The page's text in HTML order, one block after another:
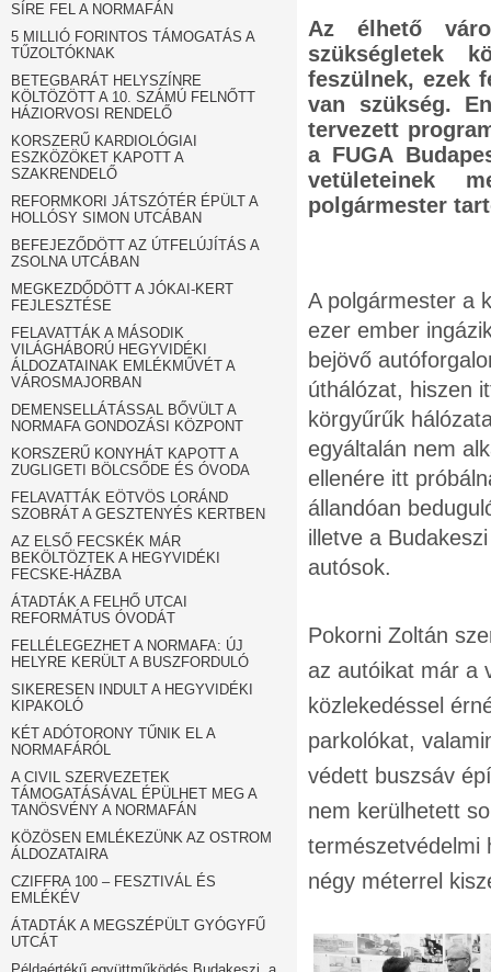
SÍRE FEL A NORMAFÁN
5 MILLIÓ FORINTOS TÁMOGATÁS A
TŰZOLTÓKNAK
BETEGBARÁT HELYSZÍNRE
KÖLTÖZÖTT A 10. SZÁMÚ FELNŐTT
HÁZIORVOSI RENDELŐ
KORSZERŰ KARDIOLÓGIAI
ESZKÖZÖKET KAPOTT A
SZAKRENDELŐ
REFORMKORI JÁTSZÓTÉR ÉPÜLT A
HOLLÓSY SIMON UTCÁBAN
BEFEJEZŐDÖTT AZ ÚTFELÚJÍTÁS A
ZSOLNA UTCÁBAN
MEGKEZDŐDÖTT A JÓKAI-KERT
FEJLESZTÉSE
FELAVATTÁK A MÁSODIK
VILÁGHÁBORÚ HEGYVIDÉKI
ÁLDOZATAINAK EMLÉKMŰVÉT A
VÁROSMAJORBAN
DEMENSELLÁTÁSSAL BŐVÜLT A
NORMAFA GONDOZÁSI KÖZPONT
KORSZERŰ KONYHÁT KAPOTT A
ZUGLIGETI BÖLCSŐDE ÉS ÓVODA
FELAVATTÁK EÖTVÖS LORÁND
SZOBRÁT A GESZTENYÉS KERTBEN
AZ ELSŐ FECSKÉK MÁR
BEKÖLTÖZTEK A HEGYVIDÉKI
FECSKE-HÁZBA
ÁTADTÁK A FELHŐ UTCAI
REFORMÁTUS ÓVODÁT
FELLÉLEGEZHET A NORMAFA: ÚJ
HELYRE KERÜLT A BUSZFORDULÓ
SIKERESEN INDULT A HEGYVIDÉKI
KIPAKOLÓ
KÉT ADÓTORONY TŰNIK EL A
NORMAFÁRÓL
A CIVIL SZERVEZETEK
TÁMOGATÁSÁVAL ÉPÜLHET MEG A
TANÖSVÉNY A NORMAFÁN
KÖZÖSEN EMLÉKEZÜNK AZ OSTROM
ÁLDOZATAIRA
CZIFFRA 100 – FESZTIVÁL ÉS
EMLÉKÉV
ÁTADTÁK A MEGSZÉPÜLT GYÓGYFŰ
UTCÁT
Az élhető
szükségletek
feszülnek, ezek
van szükség.
tervezett
a FUGA
vetületeinek
polgármester
A polgármester a
ezer ember
bejövő
úthálózat, hiszen
körgyűrűk
egyáltalán nem
ellenére itt
állandóan
illetve a
autósok.
Pokorni Zoltán
az autóikat már a
közlekedéssel
parkolókat,
védett buszsáv
nem kerülhetett
természetvédelmi
négy méterrel